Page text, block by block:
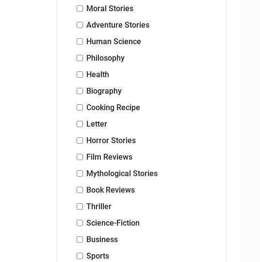
Moral Stories
Adventure Stories
Human Science
Philosophy
Health
Biography
Cooking Recipe
Letter
Horror Stories
Film Reviews
Mythological Stories
Book Reviews
Thriller
Science-Fiction
Business
Sports